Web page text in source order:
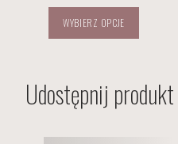
WYBIERZ OPCJE
Udostępnij produkt